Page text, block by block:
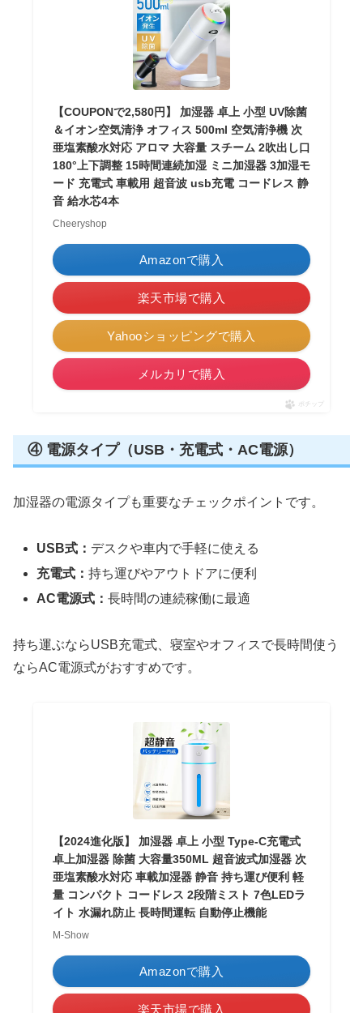
【COUPONで2,580円】 加湿器 卓上 小型 UV除菌
＆イオン空気清浄 オフィス 500ml 空気清浄機 次
亜塩素酸水対応 アロマ 大容量 スチーム 2吹出し口
180°上下調整 15時間連続加湿 ミニ加湿器 3加湿モ
ード 充電式 車載用 超音波 usb充電 コードレス 静
音 給水芯4本
Cheeryshop
Amazonで購入
楽天市場で購入
Yahooショッピングで購入
メルカリで購入
ポチップ
④ 電源タイプ（USB・充電式・AC電源）
加湿器の電源タイプも重要なチェックポイントです。
USB式： デスクや車内で手軽に使える
充電式：持ち運びやアウトドアに便利
AC電源式：長時間の連続稼働に最適
持ち運ぶならUSB充電式、寝室やオフィスで長時間使う
ならAC電源式がおすすめです。
【2024進化版】 加湿器 卓上 小型 Type-C充電式
卓上加湿器 除菌 大容量350ML 超音波式加湿器 次
亜塩素酸水対応 車載加湿器 静音 持ち運び便利 軽
量 コンパクト コードレス 2段階ミスト 7色LEDラ
イト 水漏れ防止 長時間運転 自動停止機能
M-Show
Amazonで購入
楽天市場で購入